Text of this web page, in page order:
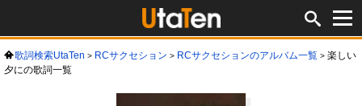
歌詞検索UtaTen RCサクセション RCサクセションのアルバム一覧
楽しい
夕にの歌詞一覧